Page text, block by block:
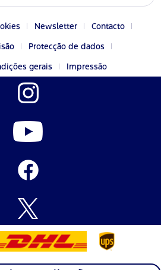
Newsletter
Contacto
Protecção de dados
gerais
Impressão